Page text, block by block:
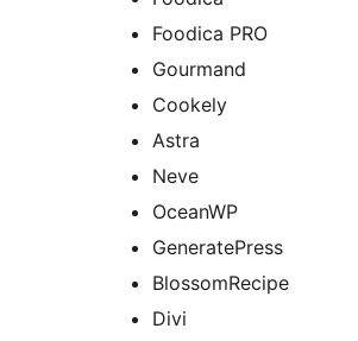
Foodica PRO
Gourmand
Cookely
Astra
Neve
OceanWP
GeneratePress
BlossomRecipe
Divi